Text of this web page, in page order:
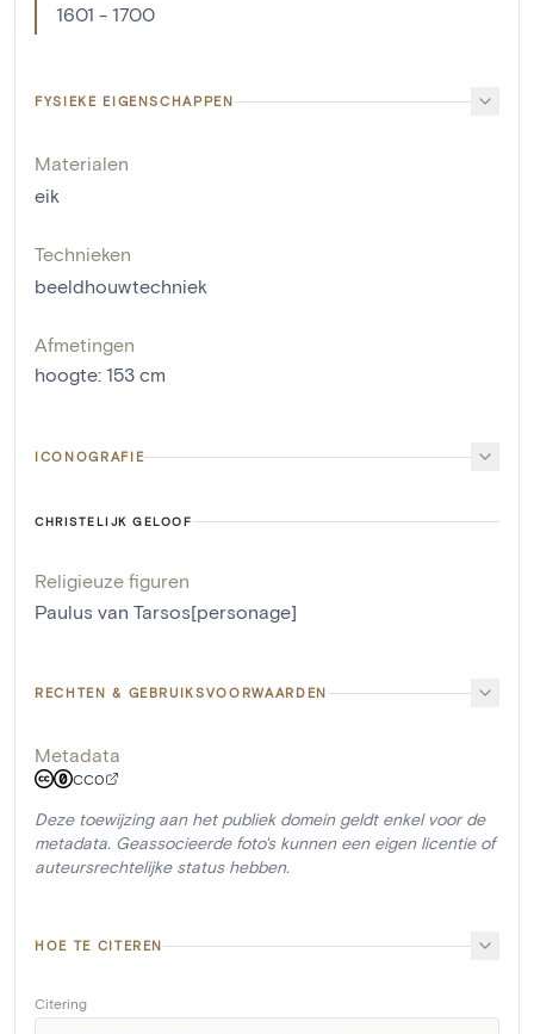
1601 - 1700
FYSIEKE EIGENSCHAPPEN
Materialen
eik
Technieken
beeldhouwtechniek
Afmetingen
hoogte: 153 cm
ICONOGRAFIE
CHRISTELIJK GELOOF
Religieuze figuren
Paulus van Tarsos[personage]
RECHTEN & GEBRUIKSVOORWAARDEN
Metadata
CC0
Deze toewijzing aan het publiek domein geldt enkel voor de
metadata. Geassocieerde foto's kunnen een eigen licentie of
auteursrechtelijke status hebben.
HOE TE CITEREN
Citering